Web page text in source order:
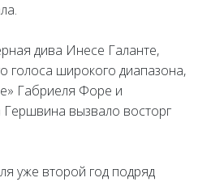
дива Инесе Галанте,
голоса широкого диапазона,
Габриеля Форе и
вызвало восторг
уже второй год подряд